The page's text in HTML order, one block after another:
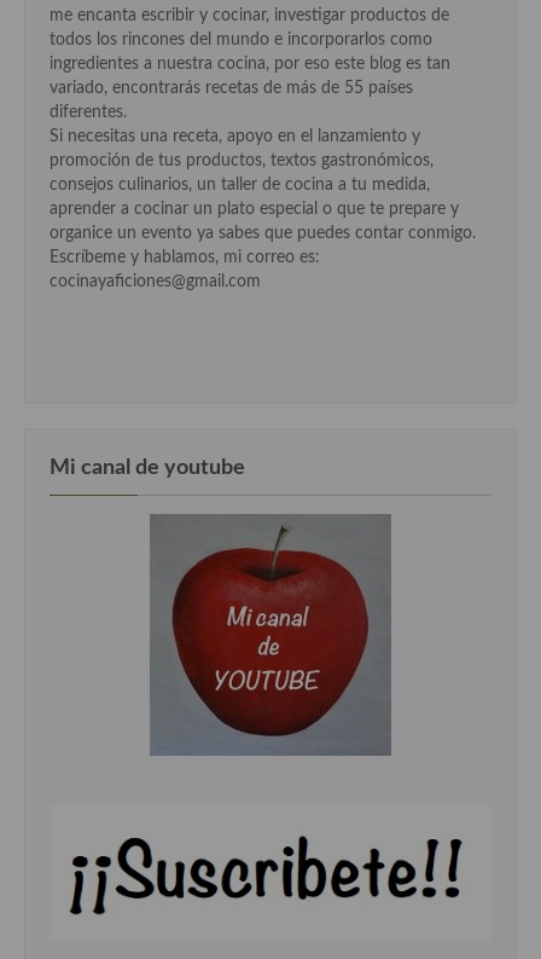
Cocina Asturiana
Cocina Balear
Cocina Canaria
Cocina Castellana
Cocina Castilla – La Mancha
Cocina Catalana
Cocina Murciana
Cocina Valenciana
Cocina Belga
Cocina Britanica
me encanta escribir y cocinar, investigar productos de
todos los rincones del mundo e incorporarlos como
ingredientes a nuestra cocina, por eso este blog es tan
variado, encontrarás recetas de más de 55 países
diferentes.
Si necesitas una receta, apoyo en el lanzamiento y
promoción de tus productos, textos gastronómicos,
consejos culinarios, un taller de cocina a tu medida,
aprender a cocinar un plato especial o que te prepare y
organice un evento ya sabes que puedes contar conmigo.
Escríbeme y hablamos, mi correo es:
cocinayaficiones@gmail.com
Mi canal de youtube